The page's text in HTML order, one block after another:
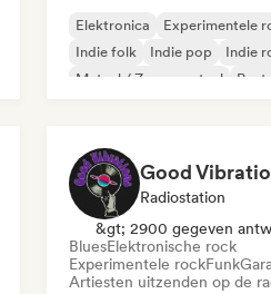
Elektronica
Experimentele
Indie folk
Indie pop
Indie
Metaal / Zwaar metaal
Post
Good
Radiostation
&gt; 2900 gegeven
BluesElektronische rock
Experimentele rockFunk
Artiesten uitzenden op de